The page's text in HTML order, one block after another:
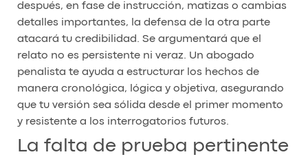
después, en fase de instrucción, matizas o cambias
detalles importantes, la defensa de la otra parte
atacará tu credibilidad. Se argumentará que el
relato no es persistente ni veraz. Un abogado
penalista te ayuda a estructurar los hechos de
manera cronológica, lógica y objetiva, asegurando
que tu versión sea sólida desde el primer momento
y resistente a los interrogatorios futuros.
La falta de prueba pertinente